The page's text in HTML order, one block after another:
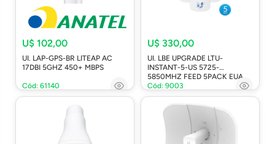
U$ 102,00
UI. LAP-GPS-BR LITEAP AC
17DBI 5GHZ 450+ MBPS
Cód: 61140
U$ 330,00
UI. LBE UPGRADE LTU-
INSTANT-5-US 5725-
5850MHZ FEED 5PACK EUA
Cód: 9003